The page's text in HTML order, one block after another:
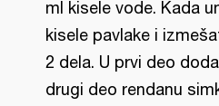
ml kisele vode. Kada
kisele pavlake i
2 dela. U prvi deo
drugi deo rendanu